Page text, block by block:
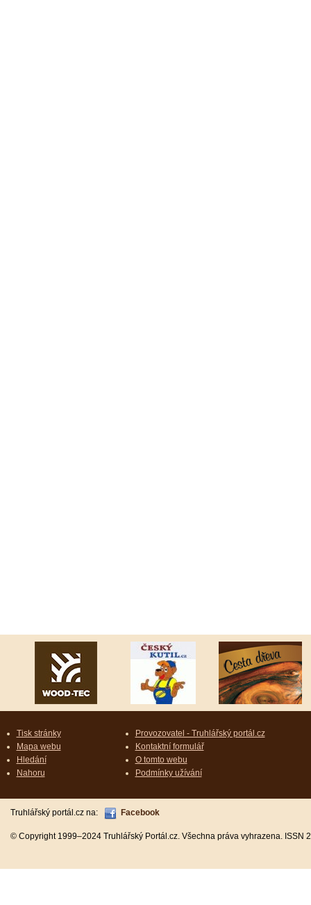
Tisk stránky
Mapa webu
Hledání
Nahoru
Provozovatel - Truhlářský portál.cz
Kontaktní formulář
O tomto webu
Podmínky užívání
Truhlářský portál.cz na: Facebook
© Copyright 1999–2024 Truhlářský Portál.cz. Všechna práva vyhrazena.